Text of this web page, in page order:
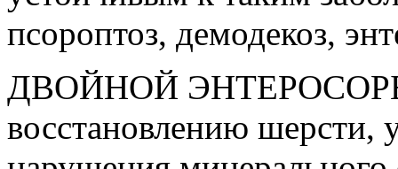
псороптоз, демодекоз,
ДВОЙНОЙ
восстановлению шерсти,